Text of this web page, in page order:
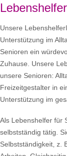
Unsere
Unterstützung im
Senioren ein
Zuhause. Unsere
unsere Senioren:
Freizeitgestalter in
Unterstützung im
Als Lebenshelfer für
selbstständig tätig.
Selbstständigkeit, z.